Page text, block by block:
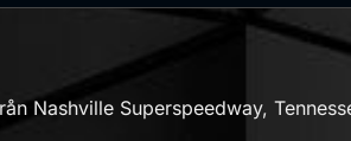
Nashville Superspeedway,